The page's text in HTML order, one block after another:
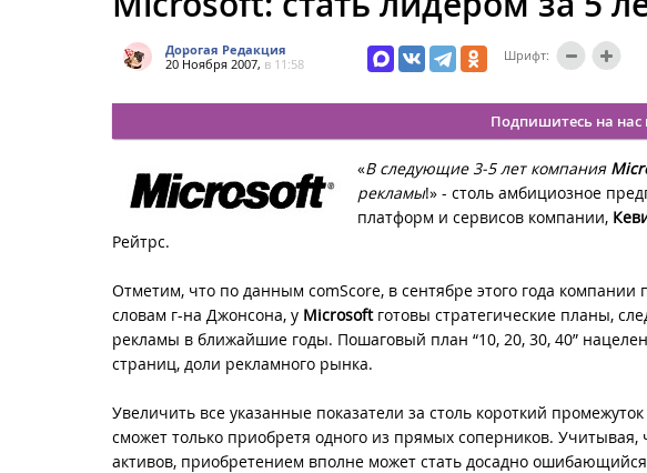
Дорогая Редакция
20 Ноября 2007, в 11:58
Шрифт:
Подпишитесь на нас
«В следующие 3-5 лет компания
рекламы!» - столь амбициозное
платформ и сервисов компании,
Рейтрс.
Отметим, что по данным comScore, в сентябре этого года
словам г-на Джонсона, у Microsoft готовы стратегические планы,
рекламы в ближайшие годы. Пошаговый план “10, 20, 30, 40”
страниц, доли рекламного рынка.
Увеличить все указанные показатели за столь короткий
сможет только приобретя одного из прямых соперников. Учитывая,
активов, приобретением вполне может стать досадно